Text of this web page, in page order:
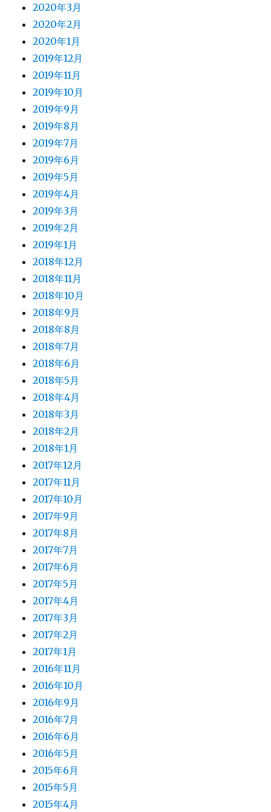
2020年3月
2020年2月
2020年1月
2019年12月
2019年11月
2019年10月
2019年9月
2019年8月
2019年7月
2019年6月
2019年5月
2019年4月
2019年3月
2019年2月
2019年1月
2018年12月
2018年11月
2018年10月
2018年9月
2018年8月
2018年7月
2018年6月
2018年5月
2018年4月
2018年3月
2018年2月
2018年1月
2017年12月
2017年11月
2017年10月
2017年9月
2017年8月
2017年7月
2017年6月
2017年5月
2017年4月
2017年3月
2017年2月
2017年1月
2016年11月
2016年10月
2016年9月
2016年7月
2016年6月
2016年5月
2015年6月
2015年5月
2015年4月